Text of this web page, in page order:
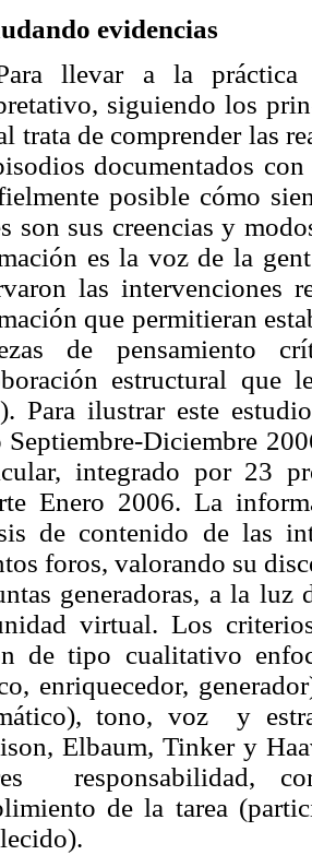
evidencias
llevar a la práctica
siguiendo los
trata de comprender las
documentados
posible cómo
son sus creencias y
es la voz de la
las intervenciones
que permitieran
de pensamiento
estructural que
Para ilustrar este
Septiembre-Diciembre
integrado por 23
Enero 2006. La
de contenido de las
foros, valorando su
generadoras, a la
virtual. Los
de tipo cualitativo
enriquecedor,
tono, voz y
Elbaum, Tinker y
responsabilidad,
de la tarea